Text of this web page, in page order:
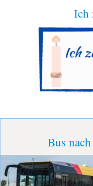
Ich
Bus